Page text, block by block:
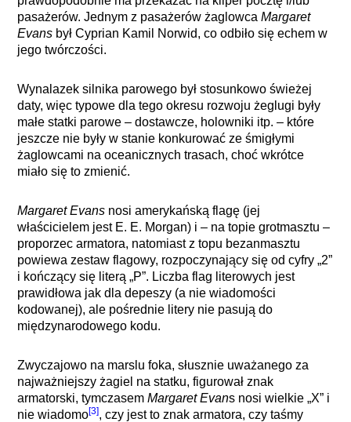
pasażerów. Jednym z pasażerów żaglowcaMargaret
Evans był Cyprian Kamil Norwid, co odbiło się echem w
jego twórczości.
Wynalazek silnika parowego był stosunkowo świeżej
daty, więc typowe dla tego okresu rozwoju żeglugi były
małe statki parowe – dostawcze, holowniki itp. – które
jeszcze nie były w stanie konkurować ze śmigłymi
żaglowcami na oceanicznych trasach, choć wkrótce
miało się to zmienić.
Margaret Evans nosi amerykańską flagę (jej
właścicielem jest E. E. Morgan) i – na topie grotmasztu –
proporzec armatora, natomiast z topu bezanmasztu
powiewa zestaw flagowy, rozpoczynający się od cyfry „2”
i kończący się literą „P”. Liczba flag literowych jest
prawidłowa jak dla depeszy (a nie wiadomości
kodowanej), ale pośrednie litery nie pasują do
międzynarodowego kodu.
Zwyczajowo na marslu foka, słusznie uważanego za
najważniejszy żagiel na statku, figurował znak
armatorski, tymczasemMargaret Evans nosi wielkie „X” i
nie wiadomo[3], czy jest to znak armatora, czy taśmy